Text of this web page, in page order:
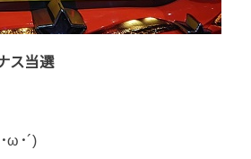
ス当選
ω･´)